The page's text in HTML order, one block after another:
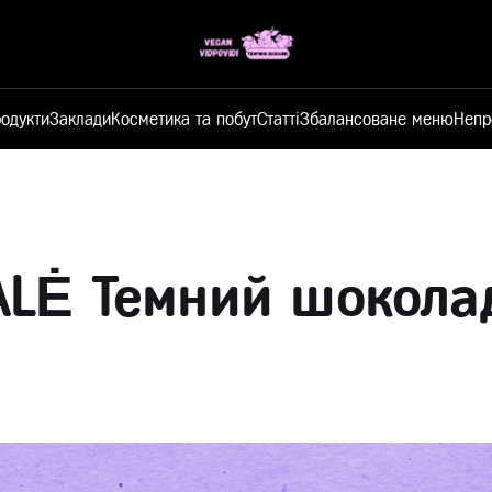
ЗакладиКосметика та побутСтаттіЗбалансоване меню
Темний